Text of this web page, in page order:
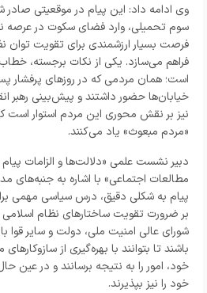
وی ادامه داد: این پیام در موقعیتی
سوم تحمیلی، وارد فضای سکوت در
فرصت بسیار ارزشمندی برای تقویت توان
فراهم می‌سازد. یکی از نکات برجسته،
است؛ همان مردمی که در روزهای پرفشار
خیابان‌ها حضور داشتند و پیش‌بینی رهبر
نیز بر نقش محوری این مردم استوار است
«مردم مبعوث» یاد می‌کنند.
دبیر نشست علمی «دلالت‌ها و الزامات پیام
مطالعات اجتماعی» با اشاره به جنبه‌های
پیام به شکلی دقیق، درس سیاسی مهمی
بر ضرورت تقویت ساختارهای نظام اسلامی
شورای عالی امنیت ملی، دولت و سایر قوا
باشند تا بتوانند با بهره‌گیری از
خود، امور را به نتیجه برسانند و در عین
خود را نیز بپذیرند.